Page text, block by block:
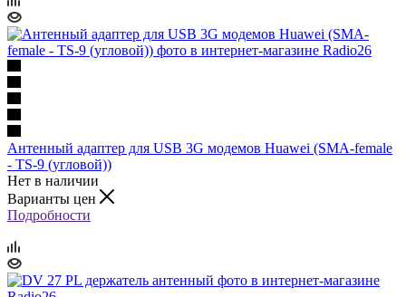
Антенный адаптер для USB 3G модемов Huawei (SMA-female
- TS-9 (угловой))
Нет в наличии
Варианты цен
Подробности